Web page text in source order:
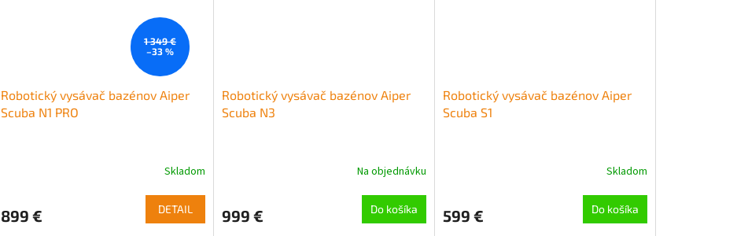
1 349 €
–33 %
Robotický vysávač bazénov Aiper
Scuba N1 PRO
Skladom
899 € DETAIL
Robotický vysávač bazénov Aiper
Scuba N3
Na objednávku
999 € Do košíka
Robotický vysávač bazénov Aiper
Scuba S1
Skladom
599 € Do košíka